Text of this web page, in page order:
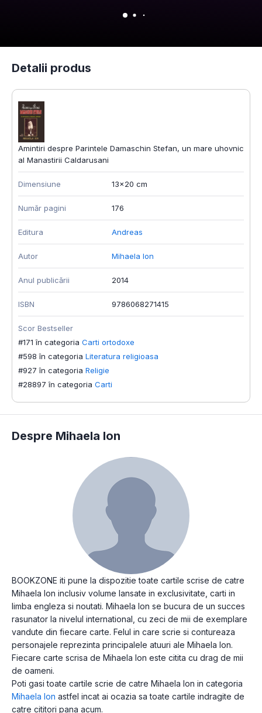
Detalii produs
Amintiri despre Parintele Damaschin Stefan, un mare uhovnic
al Manastirii Caldarusani
Dimensiune 13x20 cm
Număr pagini 176
Editura Andreas
Autor Mihaela Ion
Anul publicării 2014
ISBN 9786068271415
Scor Bestseller
#171 în categoria Carti ortodoxe
#598 în categoria Literatura religioasa
#927 în categoria Religie
#28897 în categoria Carti
Despre Mihaela Ion
BOOKZONE iti pune la dispozitie toate cartile scrise de catre
Mihaela Ion inclusiv volume lansate in exclusivitate, carti in
limba engleza si noutati. Mihaela Ion se bucura de un succes
rasunator la nivelul international, cu zeci de mii de exemplare
vandute din fiecare carte. Felul in care scrie si contureaza
personajele reprezinta principalele atuuri ale Mihaela Ion.
Fiecare carte scrisa de Mihaela Ion este citita cu drag de mii
de oameni.
Poti gasi toate cartile scrie de catre Mihaela Ion in categoria
Mihaela Ion astfel incat ai ocazia sa toate cartile indragite de
catre cititori pana acum.